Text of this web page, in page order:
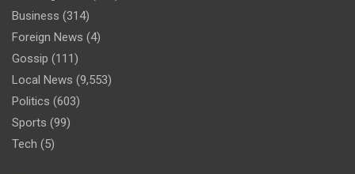
Business (314)
Foreign News (4)
Gossip (111)
Local News (9,553)
Politics (603)
Sports (99)
Tech (5)